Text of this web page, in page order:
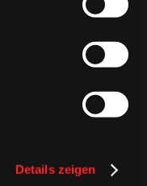
Details zeigen